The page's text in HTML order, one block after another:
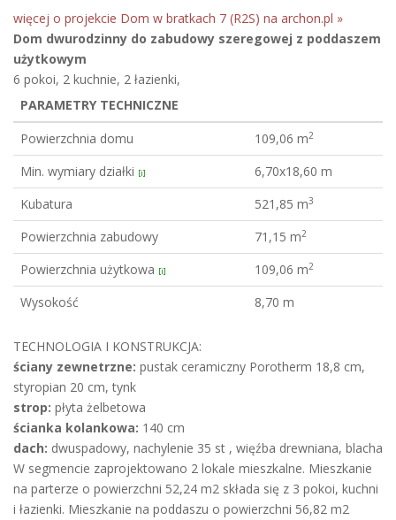
więcej o projekcie Dom w bratkach 7 (R2S) na archon.pl »
Dom dwurodzinny do zabudowy szeregowej z poddaszem
użytkowym
6 pokoi, 2 kuchnie, 2 łazienki,
PARAMETRY TECHNICZNE
Powierzchnia domu
109,06 m2
Min. wymiary działki [i]
6,70x18,60 m
Kubatura
521,85 m3
Powierzchnia zabudowy 71,15 m2
Powierzchnia użytkowa [i] 109,06 m2
Wysokość 8,70 m
TECHNOLOGIA I KONSTRUKCJA:
ściany zewnetrzne: pustak ceramiczny Porotherm 18,8 cm,
styropian 20 cm, tynk
strop: płyta żelbetowa
ścianka kolankowa: 140 cm
dach: dwuspadowy, nachylenie 35 st , więźba drewniana, blacha
W segmencie zaprojektowano 2 lokale mieszkalne. Mieszkanie
na parterze o powierzchni 52,24 m2 składa się z 3 pokoi, kuchni
i łazienki. Mieszkanie na poddaszu o powierzchni 56,82 m2